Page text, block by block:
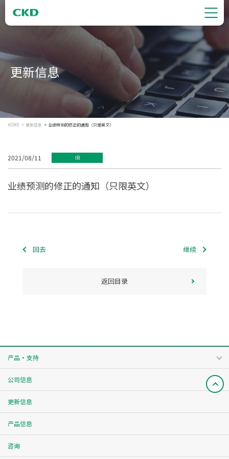
更新信息
HOME 更新信息 业绩预测的修正的通知（只限英文）
2021/08/11 IR
业绩预测的修正的通知（只限英文）
回去 继续
返回目录
产品・支持
公司信息
更新信息
产品信息
咨询